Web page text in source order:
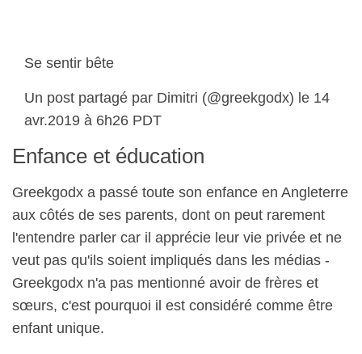
Se sentir bête
Un post partagé par Dimitri (@greekgodx) le 14
avr.2019 à 6h26 PDT
Enfance et éducation
Greekgodx a passé toute son enfance en Angleterre
aux côtés de ses parents, dont on peut rarement
l'entendre parler car il apprécie leur vie privée et ne
veut pas qu'ils soient impliqués dans les médias -
Greekgodx n'a pas mentionné avoir de frères et
sœurs, c'est pourquoi il est considéré comme être
enfant unique.